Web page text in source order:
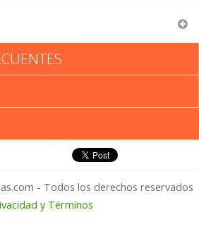
Califica
- Todos los derechos reservados
y Términos